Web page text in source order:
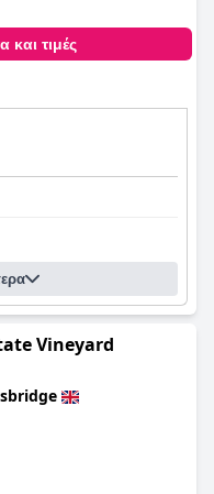
και τιμές
Vineyard